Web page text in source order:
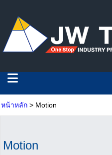
หน้าหลัก > Motion
Motion